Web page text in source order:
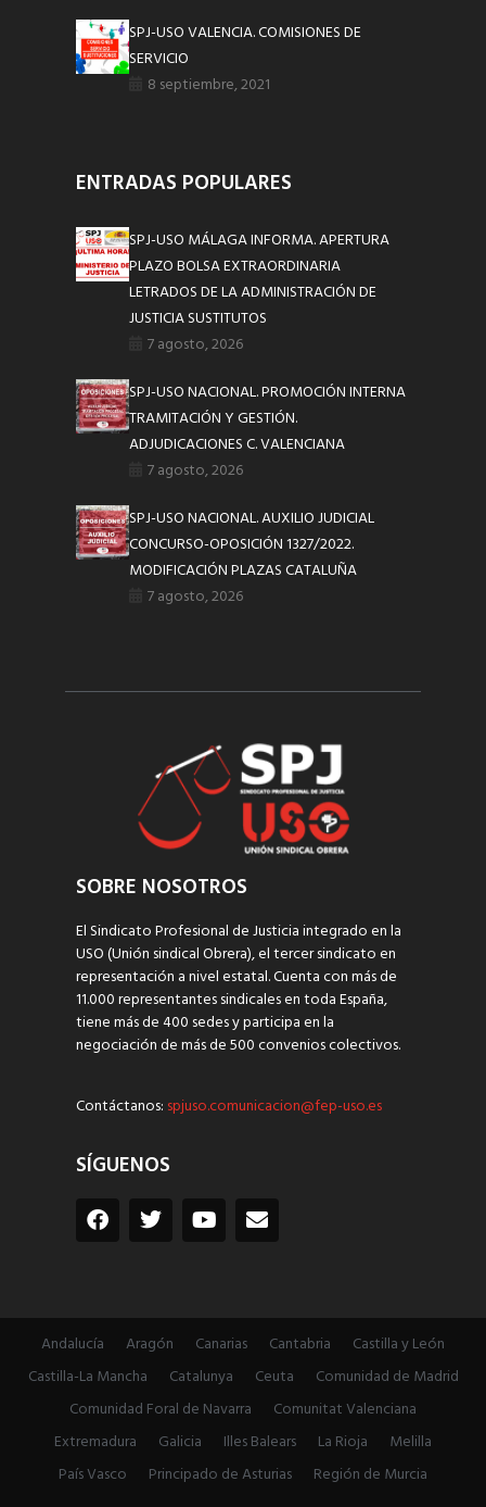
SPJ-USO VALENCIA. COMISIONES DE
SERVICIO
8 septiembre, 2021
ENTRADAS POPULARES
SPJ-USO MÁLAGA INFORMA. APERTURA
PLAZO BOLSA EXTRAORDINARIA
LETRADOS DE LA ADMINISTRACIÓN DE
JUSTICIA SUSTITUTOS
7 agosto, 2026
SPJ-USO NACIONAL. PROMOCIÓN INTERNA
TRAMITACIÓN Y GESTIÓN.
ADJUDICACIONES C. VALENCIANA
7 agosto, 2026
SPJ-USO NACIONAL. AUXILIO JUDICIAL
CONCURSO-OPOSICIÓN 1327/2022.
MODIFICACIÓN PLAZAS CATALUÑA
7 agosto, 2026
SOBRE NOSOTROS
El Sindicato Profesional de Justicia integrado en la
USO (Unión sindical Obrera), el tercer sindicato en
representación a nivel estatal. Cuenta con más de
11.000 representantes sindicales en toda España,
tiene más de 400 sedes y participa en la
negociación de más de 500 convenios colectivos.
Contáctanos: spjuso.comunicacion@fep-uso.es
SÍGUENOS
Andalucía Aragón Canarias Cantabria
Castilla y León
Castilla-La Mancha
Catalunya Ceuta
Comunidad de Madrid
Comunidad Foral de Navarra
Comunitat Valenciana
Extremadura
Galicia Illes Balears La Rioja
Melilla
País Vasco
Principado de Asturias Región de Murcia